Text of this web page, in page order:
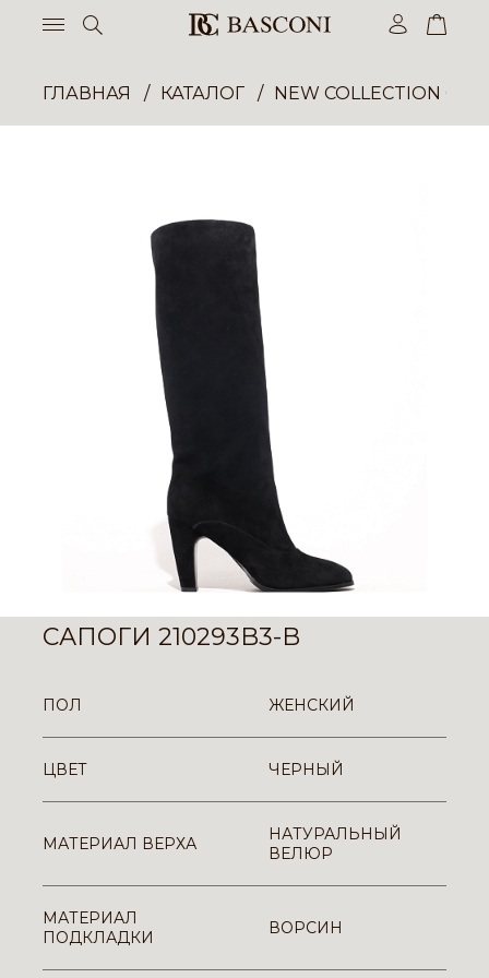
ГЛАВНАЯ КАТАЛОГ NEW COLLECTION
САПОГИ 210293B3-B
ПОЛ ЖЕНСКИЙ
ЦВЕТ ЧЕРНЫЙ
МАТЕРИАЛ ВЕРХА
НАТУРАЛЬНЫЙ
ВЕЛЮР
МАТЕРИАЛ
ПОДКЛАДКИ
ВОРСИН